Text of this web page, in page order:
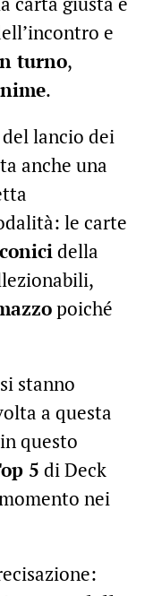
e
turno,
.
lancio dei
anche una
le carte
della
poiché
stanno
a questa
questo
5 di Deck
nei